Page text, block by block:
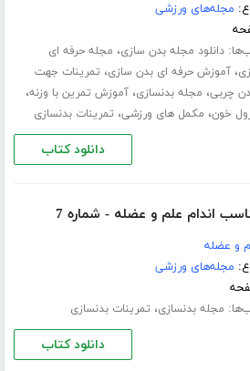
مجله‌های ورزشی
دانلود مجله بدن سازی، مجله حرفه ای
،آموزش حرفه ای بدن سازی، تمرینات جهت
چربی، مجله بدنسازی،آموزش تمرین با وزنه،
خون، مکمل های ورزشی، تمرینات بدنسازی
دانلود کتاب
اندام علم و عضله - شماره 7
و عضله
مجله‌های ورزشی
مجله بدنسازی، تمرینات بدنسازی
دانلود کتاب